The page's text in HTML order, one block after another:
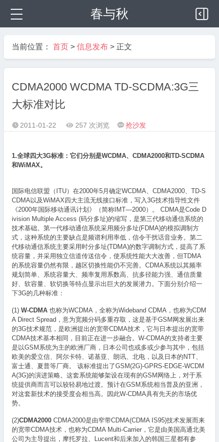
春与秋
当前位置： 首页 > 信息发布 > 正文
CDMA2000 WCDMA TD-SCDMA:3G三
大标准对比
 2011-01-22  257 次浏览  抢沙发
1.全球四大3G标准：它们分别是WCDMA、CDMA2000和TD-SCDMA
和WiMAX。
国际电信联盟（ITU）在2000年5月确定WCDMA、CDMA2000、TD-S
CDMA以及WiMAX四大主流无线接口标准，写入3G技术指导性文件
《2000年国际移动通讯计划》（简称IMT—2000）。 CDMA是Code D
ivision Multiple Access (码分多址)的缩写，是第三代移动通信系统的
技术基础。第一代移动通信系统采用频分多址(FDMA)的模拟调制方
式，这种系统的主要缺点是频谱利用率低，信令干扰话音业务。第二
代移动通信系统主要采用时分多址(TDMA)的数字调制方式，提高了系
统容量，并采用独立信道传送信令，使系统性能大大改善，但TDMA
的系统容量仍然有限，越区切换性能仍不完善。CDMA系统以其频率
规划简单、系统容量大、频率复用系数高、抗多径能力强、通信质量
好、软容量、软切换等特点显示出巨大的发展潜力。下面分别介绍一
下3G的几种标准：
(1) W-CDMA 也称为WCDMA，全称为Wideband CDMA，也称为CDM
A Direct Spread，意为宽频分码多重存取，这是基于GSM网发展出来
的3G技术规范，是欧洲提出的宽带CDMA技术，它与日本提出的宽带
CDMA技术基本相同，目前正在进一步融合。W-CDMA的支持者主要
是以GSM系统为主的欧洲厂商，日本公司也或多或少参与其中，包括
欧美的爱立信、阿尔卡特、诺基亚、朗讯、北电，以及日本的NTT、
富士通、夏普等厂商。 该标准提出了GSM(2G)-GPRS-EDGE-WCDM
A(3G)的演进策略。这套系统能够架设在现有的GSM网络上，对于系
统提供商而言可以较轻易地过渡。预计在GSM系统相当普及的亚洲，
对这套新技术的接受度会相当高。因此W-CDMA具有先天的市场优
势。
(2)CDMA2000 CDMA2000是由窄带CDMA(CDMA IS95)技术发展而来
的宽带CDMA技术，也称为CDMA Multi-Carrier，它是由美国高通北美
公司为主导提出，摩托罗拉、Lucent和后来加入的韩国三星都有参